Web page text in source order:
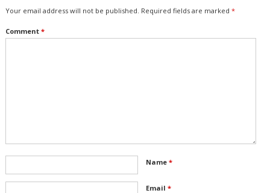
Your email address will not be published. Required fields are marked *
Comment *
Name *
Email *